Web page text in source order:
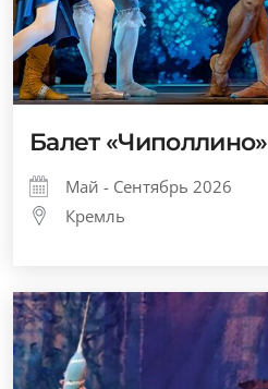
Балет «Чиполлино»
Май - Сентябрь 2026
Кремль